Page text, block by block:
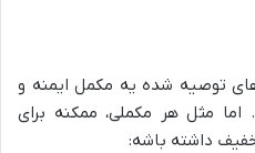
توصیه شده یه مکمل ایمنه و
اما مثل هر مکملی، ممکنه برای
داشته باشه: